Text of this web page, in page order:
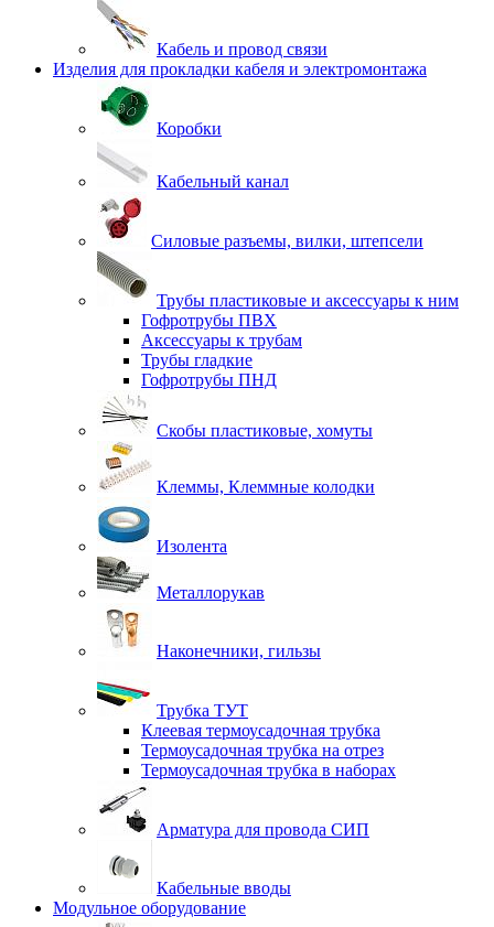
Кабель и провод связи
Изделия для прокладки кабеля и электромонтажа
Коробки
Кабельный канал
Силовые разъемы, вилки, штепсели
Трубы пластиковые и аксессуары к ним
Гофротрубы ПВХ
Аксессуары к трубам
Трубы гладкие
Гофротрубы ПНД
Скобы пластиковые, хомуты
Клеммы, Клеммные колодки
Изолента
Металлорукав
Наконечники, гильзы
Трубка ТУТ
Клеевая термоусадочная трубка
Термоусадочная трубка на отрез
Термоусадочная трубка в наборах
Арматура для провода СИП
Кабельные вводы
Модульное оборудование